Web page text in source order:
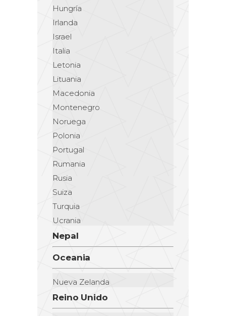
Hungría
Irlanda
Israel
Italia
Letonia
Lituania
Macedonia
Montenegro
Noruega
Polonia
Portugal
Rumania
Rusia
Suiza
Turquia
Ucrania
Nepal
Oceania
Nueva Zelanda
Reino Unido